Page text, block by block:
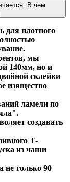
В чем
для плотного
мы
140мм, но и
склейки
изящество
ламели по
создавать
Т-
из чаши
не только 90